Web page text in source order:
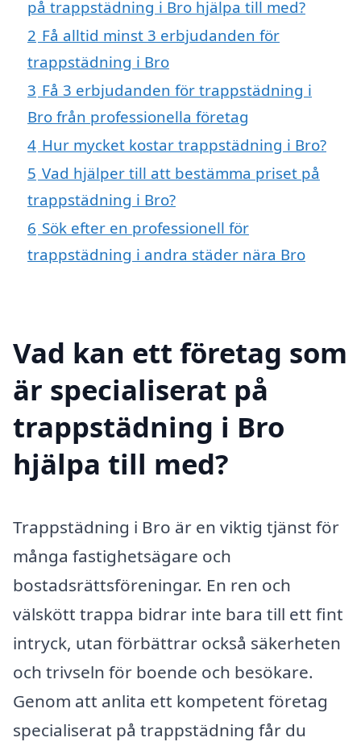
på trappstädning i Bro hjälpa till med?
2 Få alltid minst 3 erbjudanden för
trappstädning i Bro
3 Få 3 erbjudanden för trappstädning i
Bro från professionella företag
4 Hur mycket kostar trappstädning i Bro?
5 Vad hjälper till att bestämma priset på
trappstädning i Bro?
6 Sök efter en professionell för
trappstädning i andra städer nära Bro
Vad kan ett företag som
är specialiserat på
trappstädning i Bro
hjälpa till med?
Trappstädning i Bro är en viktig tjänst för
många fastighetsägare och
bostadsrättsföreningar. En ren och
välskött trappa bidrar inte bara till ett fint
intryck, utan förbättrar också säkerheten
och trivseln för boende och besökare.
Genom att anlita ett kompetent företag
specialiserat på trappstädning får du